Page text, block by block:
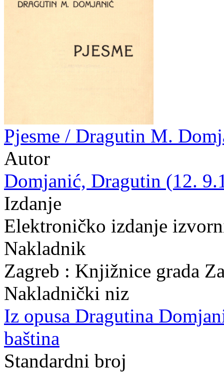
Pjesme / Dragutin M.
Autor
Domjanić, Dragutin (12.
Izdanje
Elektroničko izdanje
Nakladnik
Zagreb : Knjižnice grada
Nakladnički niz
Iz opusa Dragutina
baština
Standardni broj